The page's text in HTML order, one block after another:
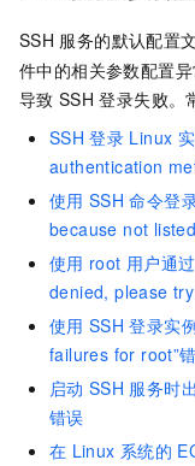
SSH 服务的默认配置
件中的相关参数配置
导致 SSH 登录失败。
SSH 登录 Linux
authentication
使用 SSH 命令登
because not
使用 root 用户通过
denied, please
使用 SSH 登录实
failures for root”
启动 SSH 服务时
错误
在 Linux 系统的